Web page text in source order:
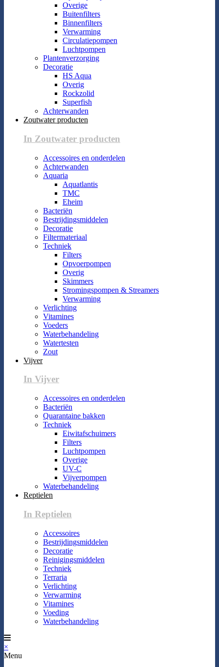
Overige
Buitenfilters
Binnenfilters
Verwarming
Circulatiepompen
Luchtpompen
Plantenverzorging
Decoratie
HS Aqua
Overig
Rockzolid
Superfish
Achterwanden
Zoutwater producten
In Zoutwater producten
Accessoires en onderdelen
Achterwanden
Aquaria
Aquatlantis
TMC
Eheim
Bacteriën
Bestrijdingsmiddelen
Decoratie
Filtermateriaal
Techniek
Filters
Opvoerpompen
Overig
Skimmers
Stromingspompen & Streamers
Verwarming
Verlichting
Vitamines
Voeders
Waterbehandeling
Watertesten
Zout
Vijver
In Vijver
Accessoires en onderdelen
Bacteriën
Quarantaine bakken
Techniek
Eiwitafschuimers
Filters
Luchtpompen
Overige
UV-C
Vijverpompen
Waterbehandeling
Reptielen
In Reptielen
Accessoires
Bestrijdingsmiddelen
Decoratie
Reinigingsmiddelen
Techniek
Terraria
Verlichting
Verwarming
Vitamines
Voeding
Waterbehandeling
×
Menu